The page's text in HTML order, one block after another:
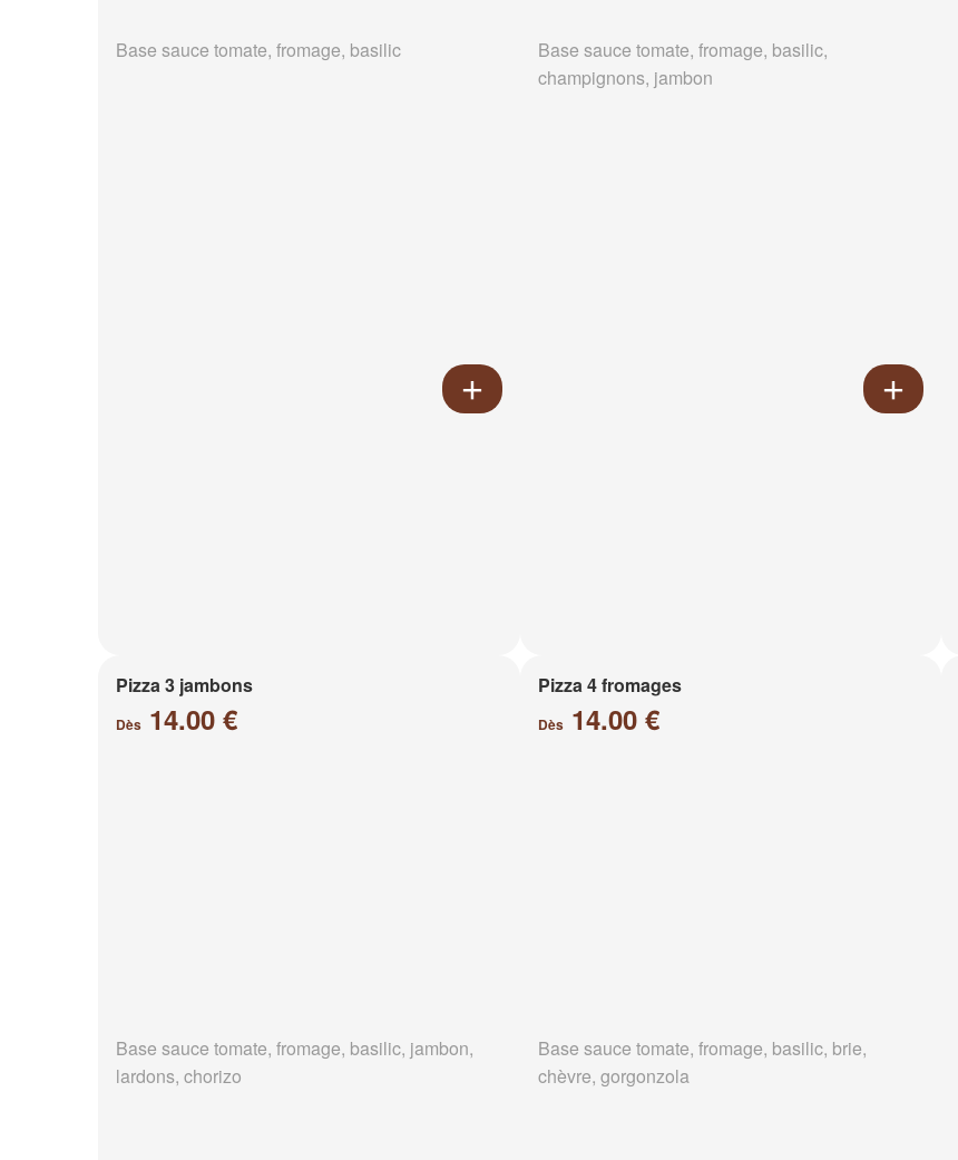
Base sauce tomate, fromage, basilic
Base sauce tomate, fromage, basilic,
champignons, jambon
Pizza 3 jambons
Dès 14.00 €
Base sauce tomate, fromage, basilic, jambon,
lardons, chorizo
Pizza 4 fromages
Dès14.00 €
Base sauce tomate, fromage, basilic, brie,
chèvre, gorgonzola